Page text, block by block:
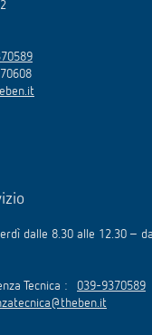
dalle 8.30 alle 12.30 –
Tecnica : 039-9370589